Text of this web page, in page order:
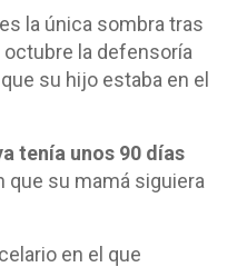
la única sombra tras
octubre la defensoría
su hijo estaba en el
tenía unos 90 días
que su mamá siguiera
en el que